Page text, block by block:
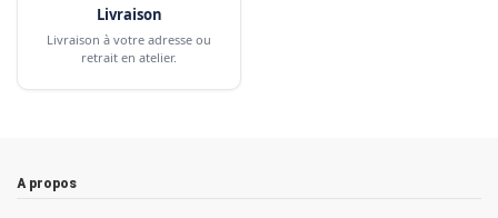
Livraison
Livraison à votre adresse ou
retrait en atelier.
A propos